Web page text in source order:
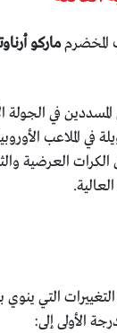
المخضرمماركو
في الجولة
في الملاعب
العرضية
التي ينوي
الأولى إلى: